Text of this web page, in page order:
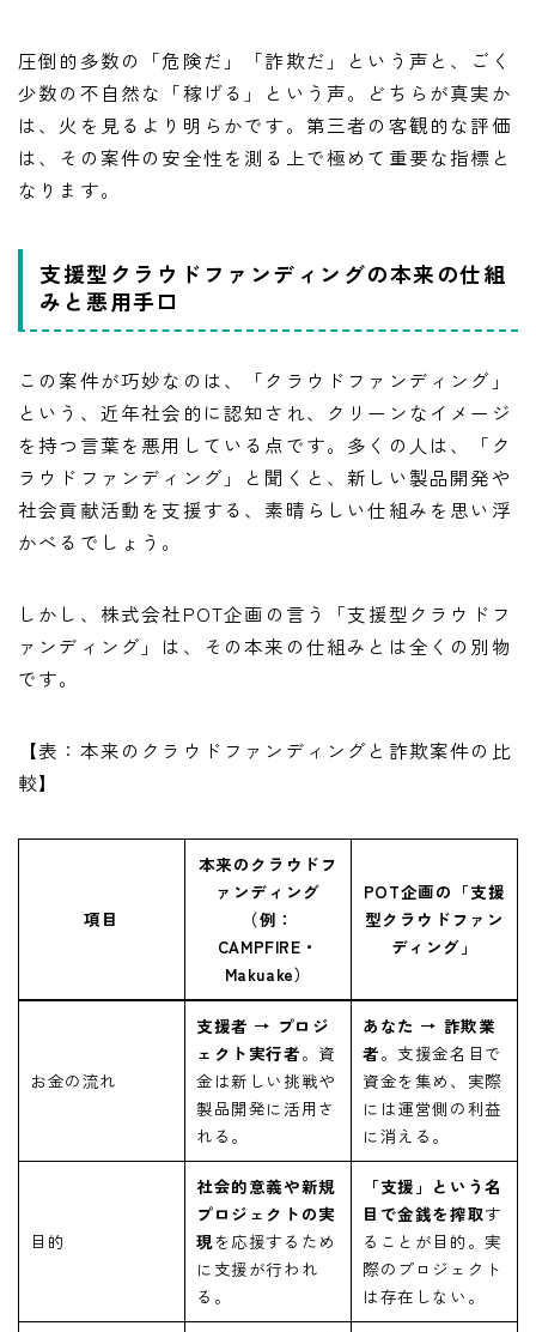
圧倒的多数の「危険だ」「詐欺だ」という声と、ごく
少数の不自然な「稼げる」という声。どちらが真実か
は、火を見るより明らかです。第三者の客観的な評価
は、その案件の安全性を測る上で極めて重要な指標と
なります。
支援型クラウドファンディングの本来の仕組
みと悪用手口
この案件が巧妙なのは、「クラウドファンディング」
という、近年社会的に認知され、クリーンなイメージ
を持つ言葉を悪用している点です。多くの人は、「ク
ラウドファンディング」と聞くと、新しい製品開発や
社会貢献活動を支援する、素晴らしい仕組みを思い浮
かべるでしょう。
しかし、株式会社POT企画の言う「支援型クラウドフ
ァンディング」は、その本来の仕組みとは全くの別物
です。
【表：本来のクラウドファンディングと詐欺案件の比
較】
項目
本来のクラウドフ
ァンディング
（例：
CAMPFIRE・
Makuake）
POT企画の「支援
型クラウドファン
ディング」
お金の流れ
支援者 → プロジ
ェクト実行者。資
金は新しい挑戦や
製品開発に活用さ
れる。
あなた → 詐欺業
者。支援金名目で
資金を集め、実際
には運営側の利益
に消える。
目的
社会的意義や新規
プロジェクトの実
現を応援するため
に支援が行われ
る。
「支援」という名
目で金銭を搾取す
ることが目的。実
際のプロジェクト
は存在しない。